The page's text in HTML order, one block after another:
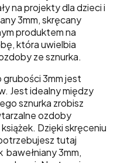
na projekty dla dzieci i
3mm, skręcany
produktem na
która uwielbia
ze sznurka.
grubości 3mm jest
Jest idealny między
sznurka zrobisz
ozdoby
Dzięki skręceniu
tutaj
3mm,